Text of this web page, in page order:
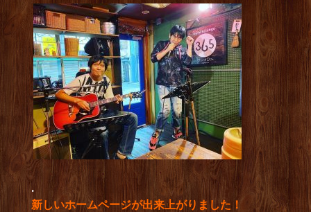
.
新しいホームページが出来上がりました！